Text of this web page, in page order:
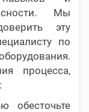
Мы
эту
по
процесса,
обесточьте